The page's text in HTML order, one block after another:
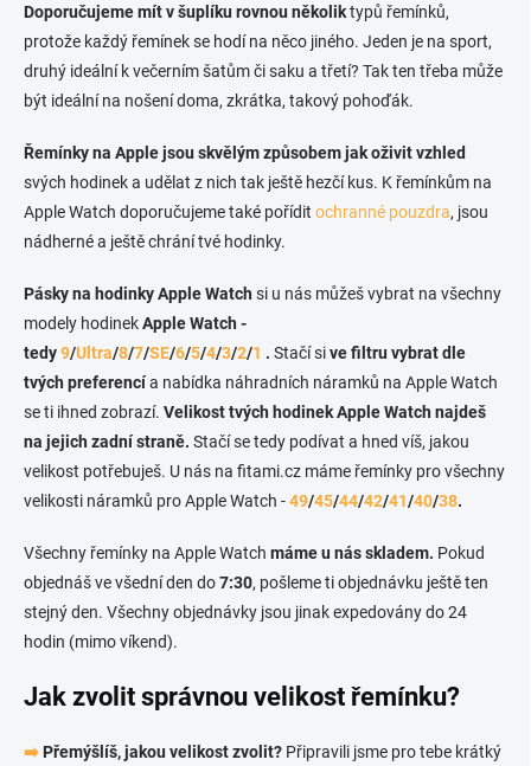
Doporučujeme mít v šuplíku rovnou několiktypů řemínků,
protože každý řemínek se hodí na něco jiného. Jeden je na sport,
druhý ideální k večerním šatům či saku a třetí? Tak ten třeba může
být ideální na nošení doma, zkrátka, takový pohoďák.
Řemínky na Apple jsou skvělým způsobem jak oživit vzhled
svých hodinek a udělat z nich tak ještě hezčí kus. K řemínkům na
Apple Watch doporučujeme také pořídit ochranné pouzdra, jsou
nádherné a ještě chrání tvé hodinky.
Pásky na hodinky Apple Watchsi u nás můžeš vybrat na všechny
modely hodinekApple Watch -
tedy9/Ultra/8/7/SE/6/5/4/3/2/1 . Stačí sive filtru vybrat dle
tvých preferencía nabídka náhradních náramků na Apple Watch
se ti ihned zobrazí. Velikost tvých hodinek Apple Watch najdeš
na jejich zadní straně. Stačí se tedy podívat a hned víš, jakou
velikost potřebuješ. U nás na fitami.cz máme řemínky pro všechny
velikosti náramků pro Apple Watch -49/45/44/42/41/40/38.
Všechny řemínky na Apple Watch máme u nás skladem. Pokud
objednáš ve všední den do7:30, pošleme ti objednávku ještě ten
stejný den. Všechny objednávky jsou jinak expedovány do 24
hodin (mimo víkend).
Jak zvolit správnou velikost řemínku?
➡️Přemýšlíš, jakou velikost zvolit? Připravili jsme pro tebe krátký